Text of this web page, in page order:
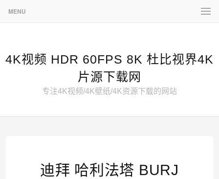
MENU
4K视频 HDR 60FPS 8K 杜比视界4K
片源下载网
专注4K视频/4K壁纸/4K资源下载的网站
迪拜 哈利法塔 BURJ